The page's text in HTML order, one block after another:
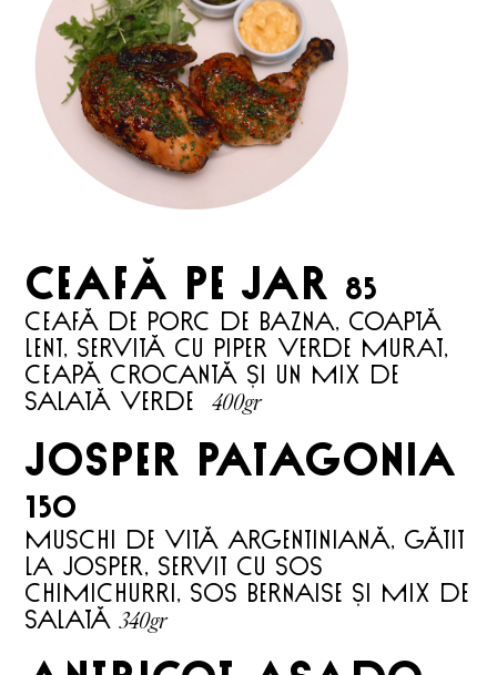
CEAFĂ PE JAR 85
Ceafă de porc de Bazna, coaptă
lent, servită cu piper verde murat,
ceapă crocantă și un mix de
salată verde400gr
josper patagonia
150
Muschi de vită argentiniană, gătit
la Josper, servit cu sos
chimichurri, sos bernaise și mix de
salată340gr